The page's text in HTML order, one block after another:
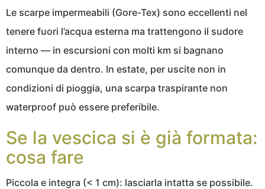
Le scarpe impermeabili (Gore-Tex) sono eccellenti nel
tenere fuori l’acqua esterna ma trattengono il sudore
interno — in escursioni con molti km si bagnano
comunque da dentro. In estate, per uscite non in
condizioni di pioggia, una scarpa traspirante non
waterproof può essere preferibile.
Se la vescica si è già formata:
cosa fare
Piccola e integra (< 1 cm): lasciarla intatta se possibile.